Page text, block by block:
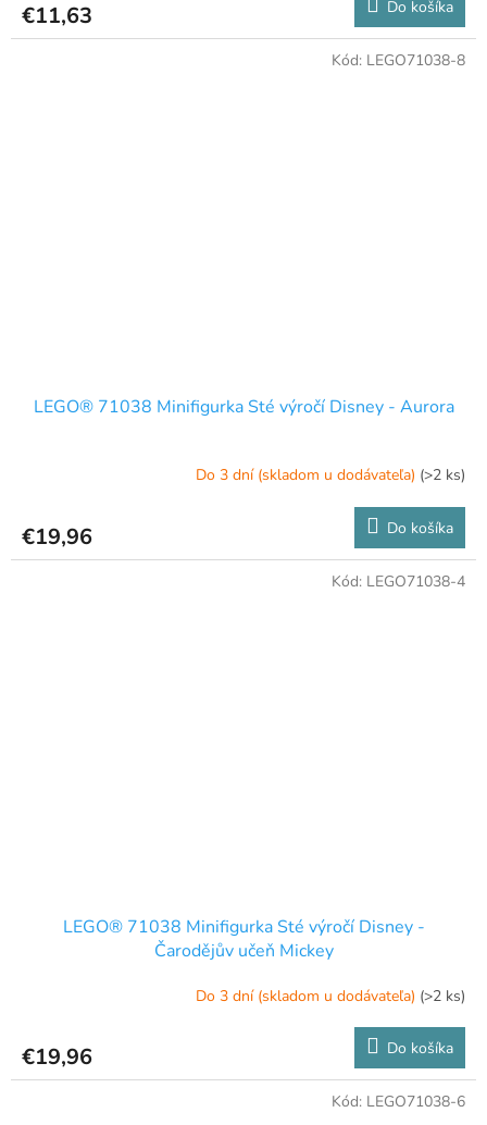
€11,63 Do košíka
LEGO® 71038 Minifigurka Sté výročí Disney - Aurora
Do 3 dní (skladom u dodávateľa) (>2 ks)
€19,96 Do košíka
Kód: LEGO71038-8
LEGO® 71038 Minifigurka Sté výročí Disney -
Čarodějův učeň Mickey
Do 3 dní (skladom u dodávateľa) (>2 ks)
€19,96 Do košíka
Kód: LEGO71038-4
Kód: LEGO71038-6